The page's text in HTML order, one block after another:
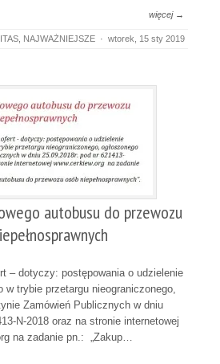
więcej →
NAJWAŻNIEJSZE · wtorek, 15 sty 2019
autobusu do przewozu
– dotyczy: postępowania o udzielenie
w trybie przetargu nieograniczonego,
Zamówień Publicznych w dniu
N-2018 oraz na stronie internetowej
na zadanie pn.: „Zakup…